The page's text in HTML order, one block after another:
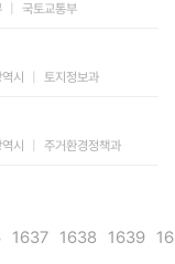
국토교통부
시 토지정보과
시 주거환경정책과
1637 1638 1639